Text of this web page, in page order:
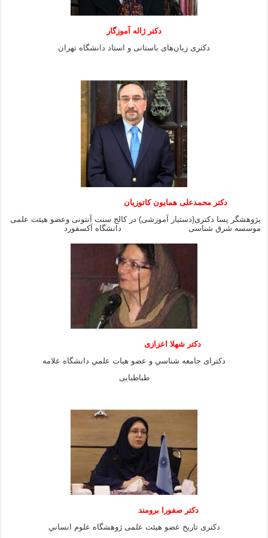
دکتر ژاله آموزگار
دکتری زبان‌های باستانی و استاد دانشگاه تهران
دکتر محمدعلی همایون کاتوزیان
پژوهشگر پسا دکتری(دستیار آموزشی) در کالج سنت آنتونی وعضو هیئت علمی
موسسه شرق شناسی دانشگاه آکسفورد
دكتر شهلا اعزازى
دكتراى جامعه شناسي و عضو هيات علمي دانشگاه علامه
طباطبايى
دكتر صفورا برومند
دكترى تاريخ عضو هيئت علمى ژوهشگاه علوم انساني